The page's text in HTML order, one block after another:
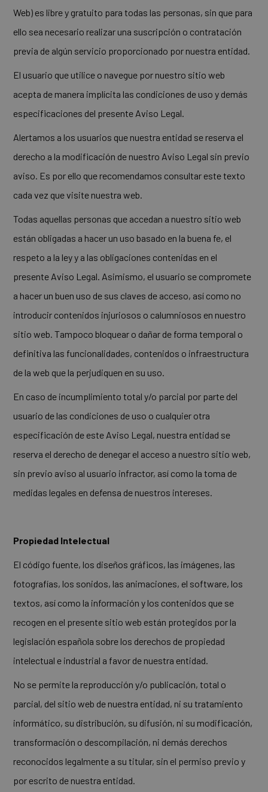
Web) es libre y gratuito para todas las personas, sin que para
ello sea necesario realizar una suscripción o contratación
previa de algún servicio proporcionado por nuestra entidad.
El usuario que utilice o navegue por nuestro sitio web
acepta de manera implícita las condiciones de uso y demás
especificaciones del presente Aviso Legal.
Alertamos a los usuarios que nuestra entidad se reserva el
derecho a la modificación de nuestro Aviso Legal sin previo
aviso. Es por ello que recomendamos consultar este texto
cada vez que visite nuestra web.
Todas aquellas personas que accedan a nuestro sitio web
están obligadas a hacer un uso basado en la buena fe, el
respeto a la ley y a las obligaciones contenidas en el
presente Aviso Legal. Asimismo, el usuario se compromete
a hacer un buen uso de sus claves de acceso, así como no
introducir contenidos injuriosos o calumniosos en nuestro
sitio web. Tampoco bloquear o dañar de forma temporal o
definitiva las funcionalidades, contenidos o infraestructura
de la web que la perjudiquen en su uso.
En caso de incumplimiento total y/o parcial por parte del
usuario de las condiciones de uso o cualquier otra
especificación de este Aviso Legal, nuestra entidad se
reserva el derecho de denegar el acceso a nuestro sitio web,
sin previo aviso al usuario infractor, así como la toma de
medidas legales en defensa de nuestros intereses.
Propiedad Intelectual
El código fuente, los diseños gráficos, las imágenes, las
fotografías, los sonidos, las animaciones, el software, los
textos, así como la información y los contenidos que se
recogen en el presente sitio web están protegidos por la
legislación española sobre los derechos de propiedad
intelectual e industrial a favor de nuestra entidad.
No se permite la reproducción y/o publicación, total o
parcial, del sitio web de nuestra entidad, ni su tratamiento
informático, su distribución, su difusión, ni su modificación,
transformación o descompilación, ni demás derechos
reconocidos legalmente a su titular, sin el permiso previo y
por escrito de nuestra entidad.